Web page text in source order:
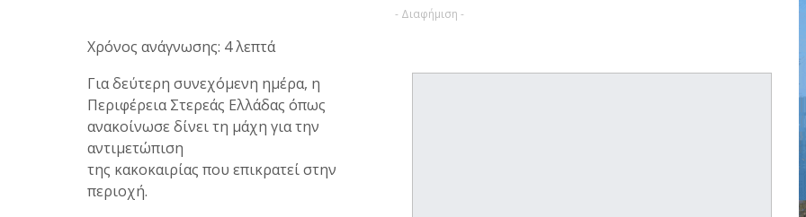
- Διαφήμιση -
Χρόνος ανάγνωσης: 4 λεπτά
Για δεύτερη συνεχόμενη ημέρα, η
Περιφέρεια Στερεάς Ελλάδας όπως
ανακοίνωσε δίνει τη μάχη για την
αντιμετώπιση
της κακοκαιρίας που επικρατεί στην
περιοχή.